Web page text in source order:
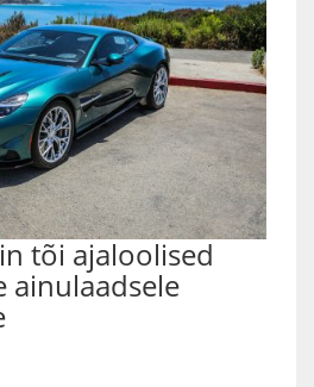
tõi ajaloolised
ainulaadsele